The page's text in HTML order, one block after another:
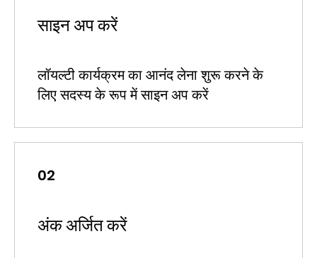
साइन अप करें
लॉयल्टी कार्यक्रम का आनंद लेना शुरू करने के
लिए सदस्य के रूप में साइन अप करें
02
अंक अर्जित करें